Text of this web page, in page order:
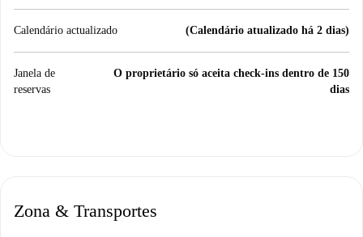
Calendário actualizado (Calendário atualizado há 2 dias)
Janela de
reservas
O proprietário só aceita check-ins dentro de 150
dias
Zona & Transportes